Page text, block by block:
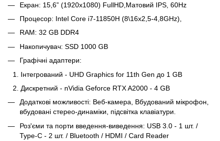
Екран: 15,6” (1920x1080) FullHD,Матовий IPS, 60Hz
Процесор: Intel Core i7-11850H (8\16x2,5-4,8GHz),
RAM: 32 GB DDR4
Накопичувач: SSD 1000 GB
Графічні адаптери:
Інтегрований - UHD Graphics for 11th Gen до 1 GB
Дискретний - nVidia Geforce RTX A2000 - 4 GB
Додаткові можливості: Веб-камера, Вбудований мікрофон,
вбудовані стерео-динаміки, підсвітка клавіатури.
Роз'єми та порти введення-виведення: USB 3.0 - 1 шт. /
Туре-С - 2 шт. / Bluetooth / HDMI / Card Reader